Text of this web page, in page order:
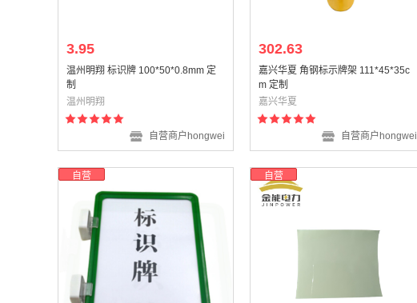
3.95
温州明翔 标识牌 100*50*0.8mm 定
制
温州明翔
自营商户hongwei
302.63
嘉兴华夏 角钢标示牌架 111*45*35c
m 定制
嘉兴华夏
自营商户hongwei
自营 自营